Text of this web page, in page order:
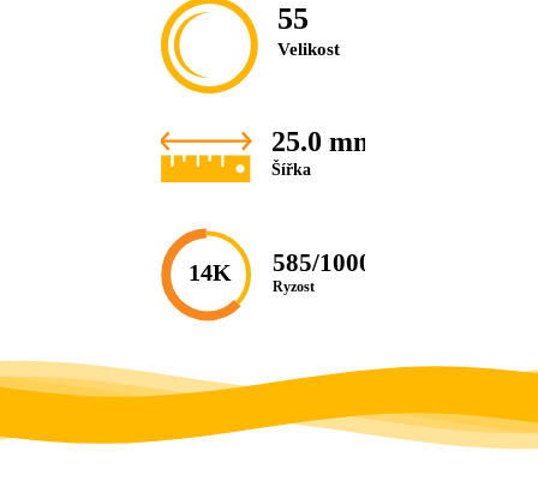
55
Velikost
25.0 mm
Šířka
14K 585/1000
Ryzost